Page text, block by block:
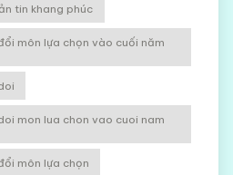
tin khang phúc
môn lựa chọn vào cuối năm
mon lua chon vao cuoi nam
môn lựa chọn